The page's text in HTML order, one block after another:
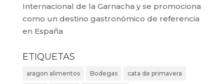
Internacional de la Garnacha y se promociona
como un destino gastronómico de referencia
en España
ETIQUETAS
aragon alimentos Bodegas cata de primavera